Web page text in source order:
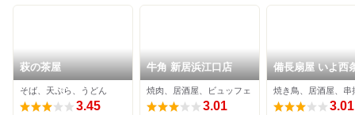
萩の茶屋
そば、天ぷら、うどん
3.45
牛角 新居浜江口店
焼肉、居酒屋、ビュッフェ
3.01
備長扇屋 いよ西
焼き鳥、居酒屋、串
3.01